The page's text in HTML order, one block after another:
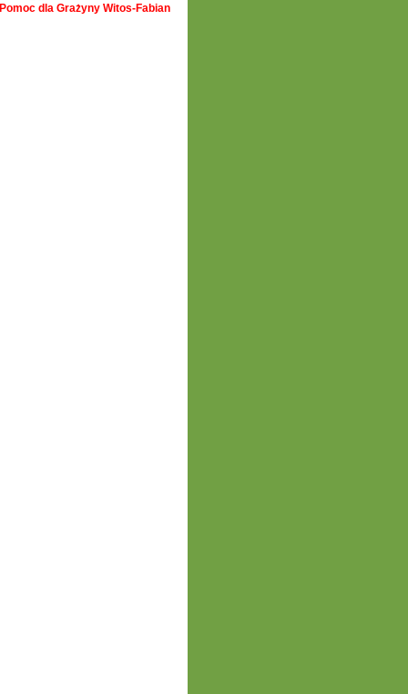
Pomoc dla Grażyny Witos-Fabian